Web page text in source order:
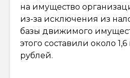
на имущество
из-за исключения из
базы движимого
этого составили около
рублей.